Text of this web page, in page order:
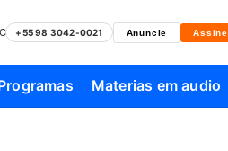
+55 98 3042-0021 Anuncie Assine
Materias em audio